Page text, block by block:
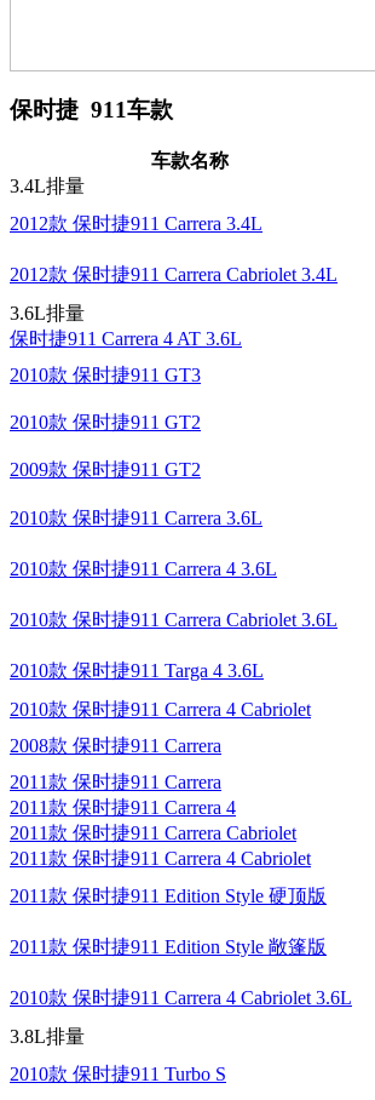
保时捷 911车款
车款名称
3.4L排量
2012款 保时捷911 Carrera 3.4L
2012款 保时捷911 Carrera Cabriolet 3.4L
3.6L排量
保时捷911 Carrera 4 AT 3.6L
2010款 保时捷911 GT3
2010款 保时捷911 GT2
2009款 保时捷911 GT2
2010款 保时捷911 Carrera 3.6L
2010款 保时捷911 Carrera 4 3.6L
2010款 保时捷911 Carrera Cabriolet 3.6L
2010款 保时捷911 Targa 4 3.6L
2010款 保时捷911 Carrera 4 Cabriolet
2008款 保时捷911 Carrera
2011款 保时捷911 Carrera
2011款 保时捷911 Carrera 4
2011款 保时捷911 Carrera Cabriolet
2011款 保时捷911 Carrera 4 Cabriolet
2011款 保时捷911 Edition Style 硬顶版
2011款 保时捷911 Edition Style 敞篷版
2010款 保时捷911 Carrera 4 Cabriolet 3.6L
3.8L排量
2010款 保时捷911 Turbo S